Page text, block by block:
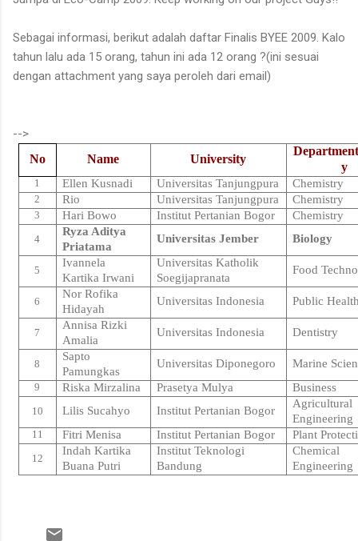
Sebagai informasi, berikut adalah daftar Finalis BYEE 2009. Kalo
tahun lalu ada 15 orang, tahun ini ada 12 orang ?(ini sesuai
dengan attachment yang saya peroleh dari email)
-->
No Name University
y
1 Ellen Kusnadi Universitas Tanjungpura Chemistry
2 Rio Universitas Tanjungpura Chemistry
3 Hari Bowo Institut Pertanian Bogor Chemistry
4
Ryza Aditya
Priatama
Universitas Jember Biology
5
Ivannela
Kartika Irwani
Universitas Katholik
Soegijapranata
Food
6
Nor Rofika
Hidayah
Universitas Indonesia Public
7
Annisa Rizki
Amalia
Universitas Indonesia Dentistry
8
Sapto
Pamungkas
Universitas Diponegoro Marine
9 Riska Mirzalina Prasetya Mulya Business
10 Lilis Sucahyo Institut Pertanian Bogor
Agricultural
Engineering
11 Fitri Menisa Institut Pertanian Bogor Plant
12
Indah Kartika
Buana Putri
Institut Teknologi
Bandung
Chemical
Engineering